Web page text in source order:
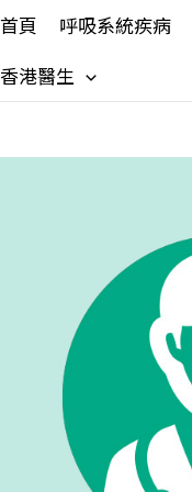
首頁 呼吸系統疾病
香港醫生